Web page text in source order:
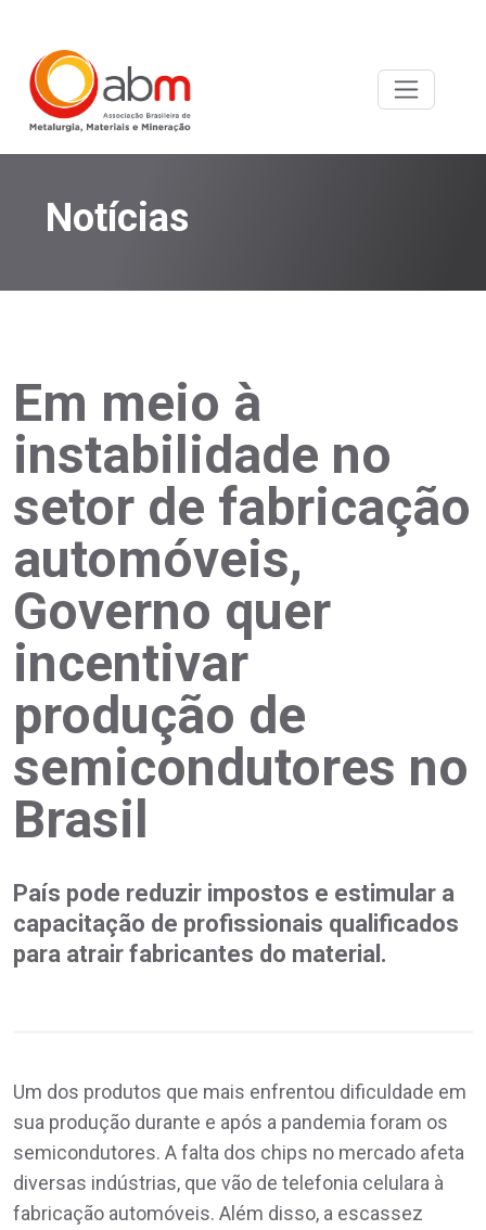
Notícias
Em meio à
instabilidade no
setor de fabricação
automóveis,
Governo quer
incentivar
produção de
semicondutores no
Brasil
País pode reduzir impostos e estimular a
capacitação de profissionais qualificados
para atrair fabricantes do material.
Um dos produtos que mais enfrentou dificuldade em
sua produção durante e após a pandemia foram os
semicondutores. A falta dos chips no mercado afeta
diversas indústrias, que vão de telefonia celulara à
fabricação automóveis. Além disso, a escassez